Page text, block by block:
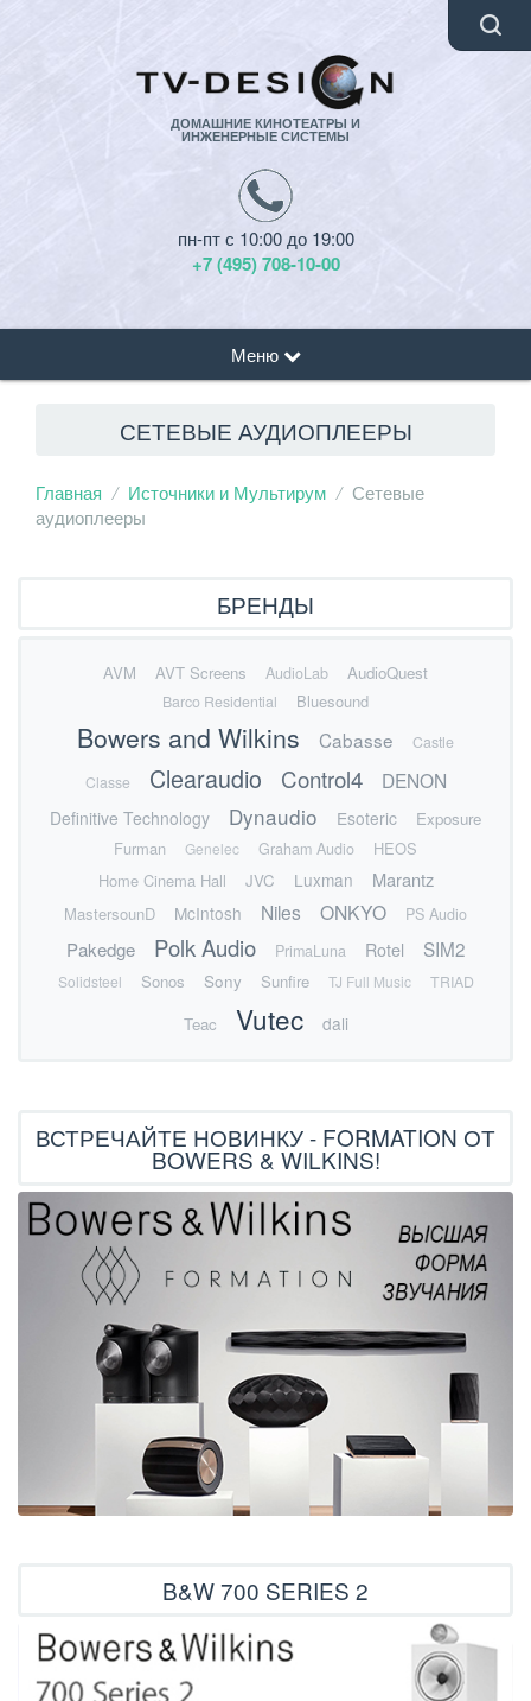
ДОМАШНИЕ КИНОТЕАТРЫ И
ИНЖЕНЕРНЫЕ СИСТЕМЫ
пн-пт с 10:00 до 19:00
+7 (495) 708-10-00
Меню
СЕТЕВЫЕ АУДИОПЛЕЕРЫ
Главная Источники и Мультирум
Сетевые
аудиоплееры
БРЕНДЫ
AVM AVT Screens AudioLab AudioQuest
Barco Residential Bluesound
Bowers and Wilkins Cabasse Castle
Classe Clearaudio Control4 DENON
Definitive Technology Dynaudio Esoteric
Exposure
Furman
Genelec Graham Audio
HEOS
Home Cinema Hall
JVC Luxman Marantz
MastersounD McIntosh Niles ONKYO PS Audio
Pakedge Polk Audio PrimaLuna Rotel SIM2
Solidsteel Sonos Sony Sunfire TJ Full Music TRIAD
Teac Vutec dali
ВСТРЕЧАЙТЕ НОВИНКУ - FORMATION ОТ
BOWERS & WILKINS!
B&W 700 SERIES 2